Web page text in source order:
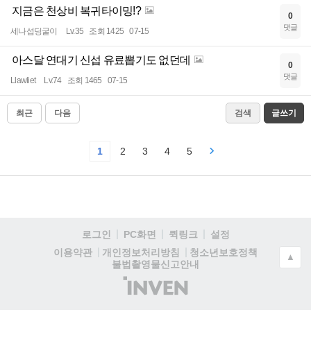
지금은 천상비 복귀타이밍!?
세나섭딩굴이 Lv.35 조회 1425 07-15
0
댓글
아스달 연대기 신섭 유료뽑기도 없던데
Llawliet Lv.74 조회 1465 07-15
0
댓글
최근 다음 검색 글쓰기
1 2 3 4 5
로그인 PC화면 퀵링크
설정
이용약관
개인정보처리방침
청소년보호정책
불법촬영물신고안내
(주)
인
▲